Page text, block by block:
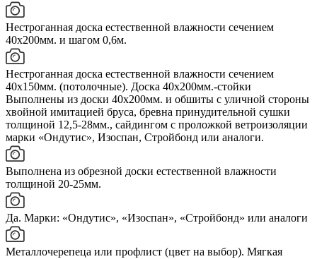
Нестроганная доска естественной влажности сечением
40х200мм. и шагом 0,6м.
Нестроганная доска естественной влажности сечением
40х150мм. (потолочные). Доска 40х200мм.-стойки
Выполнены из доски 40х200мм. и обшиты с уличной стороны
хвойной имитацией бруса, бревна принудительной сушки
толщиной 12,5-28мм., сайдингом с проложкой ветроизоляции
марки «Ондутис», Изоспан, Стройбонд или аналоги.
Выполнена из обрезной доски естественной влажности
толщиной 20-25мм.
Да. Марки: «Ондутис», «Изоспан», «Стройбонд» или аналоги
Металлочерепеца или профлист (цвет на выбор). Мягкая